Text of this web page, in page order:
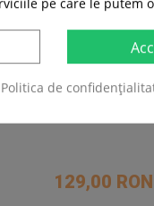
129,00 RON
Politica de